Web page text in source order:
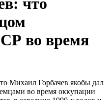
что
во время
Михаил Горбачев якобы дал
во время оккупации